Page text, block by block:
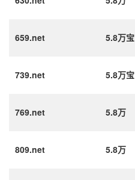
659.net 5.8万宝
739.net 5.8万宝
769.net 5.8万
809.net 5.8万